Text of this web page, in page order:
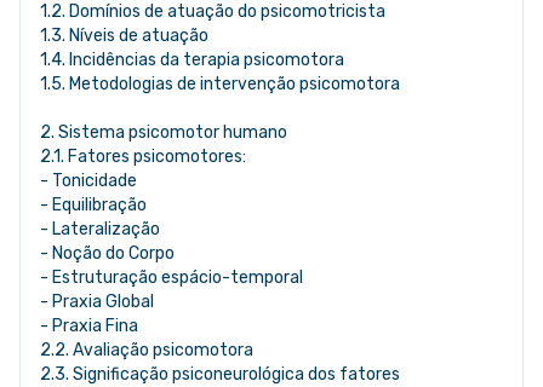
1.2. Domínios de atuação do psicomotricista
1.3. Níveis de atuação
1.4. Incidências da terapia psicomotora
1.5. Metodologias de intervenção psicomotora
2. Sistema psicomotor humano
2.1. Fatores psicomotores:
- Tonicidade
- Equilibração
- Lateralização
- Noção do Corpo
- Estruturação espácio-temporal
- Praxia Global
- Praxia Fina
2.2. Avaliação psicomotora
2.3. Significação psiconeurológica dos fatores